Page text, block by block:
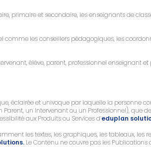
primaire et secondaire, les enseignants de
les conseillers pédagogiques, les
élève, parent, professionnel enseignant
éclairée et univoque par laquelle la personne
un Intervenant ou un Professionnel), que
aux Produits ou Services d’eduplan
les textes, les graphiques, les tableaux, les
Le Contenu ne couvre pas les Publications